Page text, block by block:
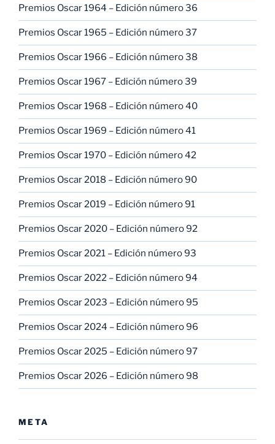
Premios Oscar 1964 – Edición número 36
Premios Oscar 1965 – Edición número 37
Premios Oscar 1966 – Edición número 38
Premios Oscar 1967 – Edición número 39
Premios Oscar 1968 – Edición número 40
Premios Oscar 1969 – Edición número 41
Premios Oscar 1970 – Edición número 42
Premios Oscar 2018 – Edición número 90
Premios Oscar 2019 – Edición número 91
Premios Oscar 2020 – Edición número 92
Premios Oscar 2021 – Edición número 93
Premios Oscar 2022 – Edición número 94
Premios Oscar 2023 – Edición número 95
Premios Oscar 2024 – Edición número 96
Premios Oscar 2025 – Edición número 97
Premios Oscar 2026 – Edición número 98
META